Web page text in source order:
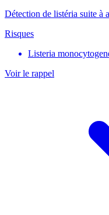
Détection de listéria suite à
Risques
Listeria
Voir le rappel